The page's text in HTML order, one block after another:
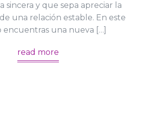
sincera y que sepa apreciar la
una relación estable. En este
una nueva […]
read more